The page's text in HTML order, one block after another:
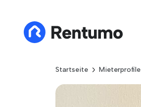
Startseite Mieterprofile